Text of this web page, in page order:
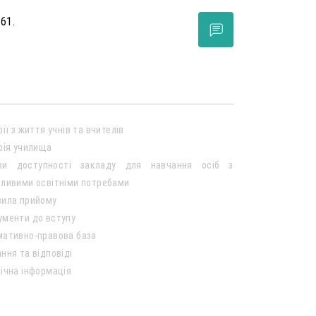
з життя учнів та вчителів
училища
доступності закладу для навчання осіб з
освітніми потребами
прийому
до вступу
правова база
та відповіді
інформація